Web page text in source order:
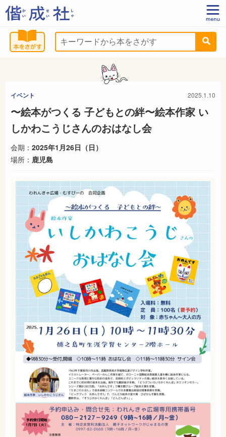
イベント 2025.1.10
〜絵本がつくる 子どもとの絆〜絵本作家 い
しかわこうじさんのおはなし会
会期： 2025年1月26日（日）
場所： 鹿児島